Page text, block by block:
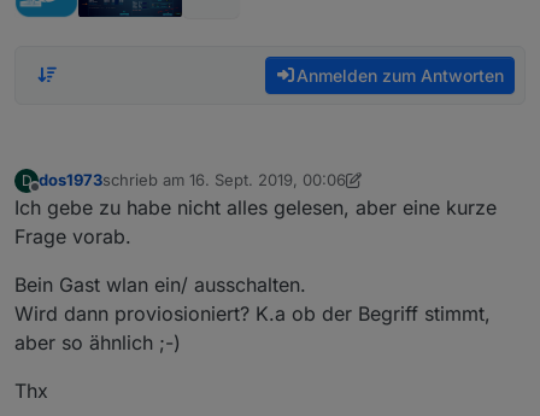
Anmelden zum Antworten
D
Offline
dos1973schrieb am 16. Sept. 2019, 00:06
zuletzt editiert von dos1973
Ich gebe zu habe nicht alles gelesen, aber eine kurze
Frage vorab.
Bein Gast wlan ein/ ausschalten.
Wird dann proviosioniert? K.a ob der Begriff stimmt,
aber so ähnlich ;-)
Thx